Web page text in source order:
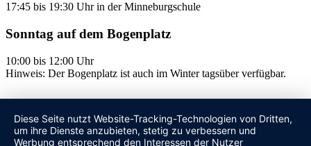
17:45 bis 19:30 Uhr in der Minneburgschule
Sonntag auf dem Bogenplatz
10:00 bis 12:00 Uhr
Hinweis: Der Bogenplatz ist auch im Winter tagsüber verfügbar.
Diese Seite nutzt Website-Tracking-Technologien von Dritten,
um ihre Dienste anzubieten, stetig zu verbessern und
Werbung entsprechend den Interessen der Nutzer